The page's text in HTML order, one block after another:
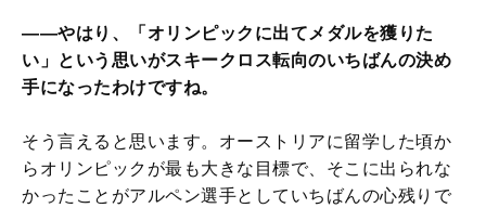
――やはり、「オリンピックに出てメダルを獲りた
い」という思いがスキークロス転向のいちばんの決め
手になったわけですね。
そう言えると思います。オーストリアに留学した頃か
らオリンピックが最も大きな目標で、そこに出られな
かったことがアルペン選手としていちばんの心残りで